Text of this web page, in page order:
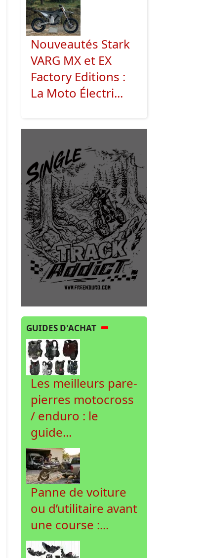
Nouveautés Stark
VARG MX et EX
Factory Editions :
La Moto Électri...
GUIDES D'ACHAT
Les meilleurs pare-
pierres motocross
/ enduro : le
guide...
Panne de voiture
ou d’utilitaire avant
une course :...